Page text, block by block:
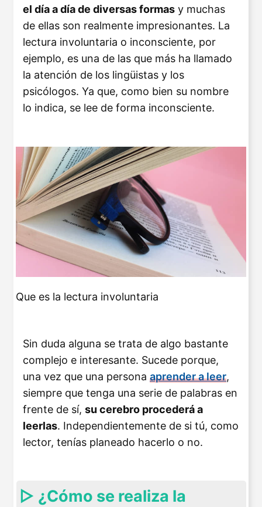
el día a día de diversas formas y muchas
de ellas son realmente impresionantes. La
lectura involuntaria o inconsciente, por
ejemplo, es una de las que más ha llamado
la atención de los lingüistas y los
psicólogos. Ya que, como bien su nombre
lo indica, se lee de forma inconsciente.
Que es la lectura involuntaria
Sin duda alguna se trata de algo bastante
complejo e interesante. Sucede porque,
una vez que una persona aprender a leer,
siempre que tenga una serie de palabras en
frente de sí, su cerebro procederá a
leerlas. Independientemente de si tú, como
lector, tenías planeado hacerlo o no.
▷ ¿Cómo se realiza la